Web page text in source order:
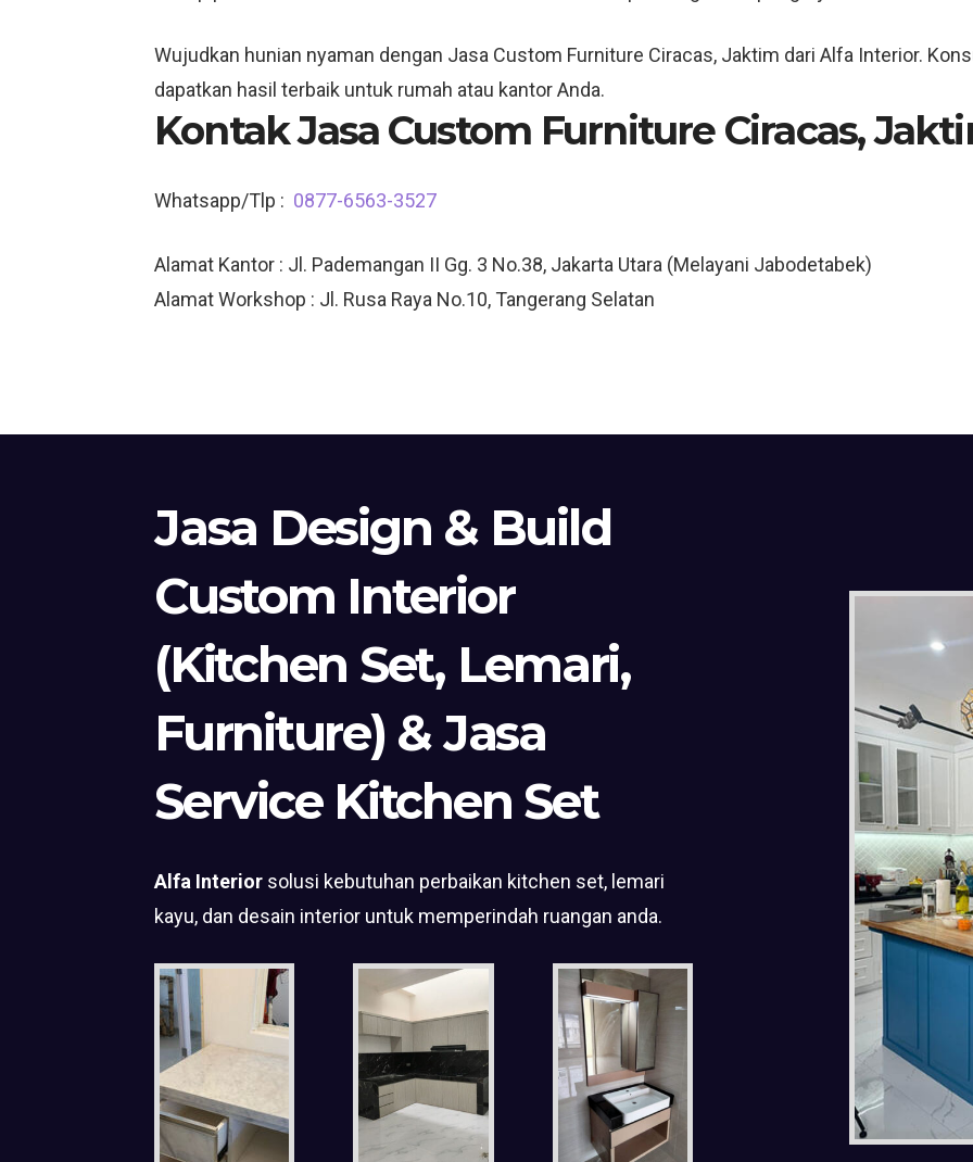
Wujudkan hunian nyaman dengan Jasa Custom Furniture Ciracas, Jaktim dari Alfa Interior.
dapatkan hasil terbaik untuk rumah atau kantor Anda.
Kontak Jasa Custom Furniture Ciracas,
Whatsapp/Tlp : 0877-6563-3527
Alamat Kantor : Jl. Pademangan II Gg. 3 No.38, Jakarta Utara (Melayani Jabodetabek)
Alamat Workshop : Jl. Rusa Raya No.10, Tangerang Selatan
Jasa Design & Build
Custom Interior
(Kitchen Set, Lemari,
Furniture) & Jasa
Service Kitchen Set
Alfa Interior solusi kebutuhan perbaikan kitchen set, lemari
kayu, dan desain interior untuk memperindah ruangan anda.